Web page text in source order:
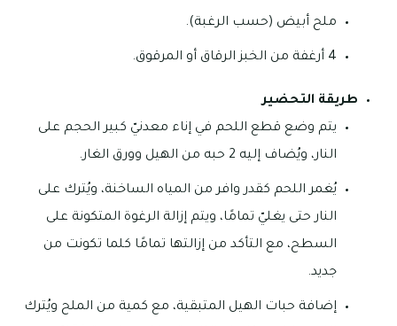
ملح أبيض (حسب الرغبة).
4 أرغفة من الخبز الرقاق أو المرقوق.
طريقة التحضير
يتم وضع قطع اللحم في إناء معدنيّ كبير الحجم على
النار، ويُضاف إليه 2 حبه من الهيل وورق الغار.
يُغمر اللحم كقدر وافر من المياه الساخنة، ويُترك على
النار حتى يغليّ تمامًا، ويتم إزالة الرغوة المتكونة على
السطح، مع التأكد من إزالتها تمامًا كلما تكونت من
جديد.
إضافة حبات الهيل المتبقية، مع كمية من الملح ويُترك